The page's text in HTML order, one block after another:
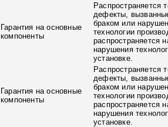
Гарантия на основные
компоненты
Распространяется
дефекты,
браком или
технологии
распространяется
нарушения
установке.
Гарантия на основные
компоненты
Распространяется
дефекты,
браком или
технологии
распространяется
нарушения
установке.